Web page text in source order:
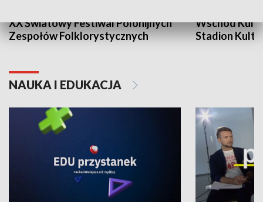
XX Światowy Festiwal Polonijnych
Zespołów Folklorystycznych
Wschód
Stadion
NAUKA I EDUKACJA